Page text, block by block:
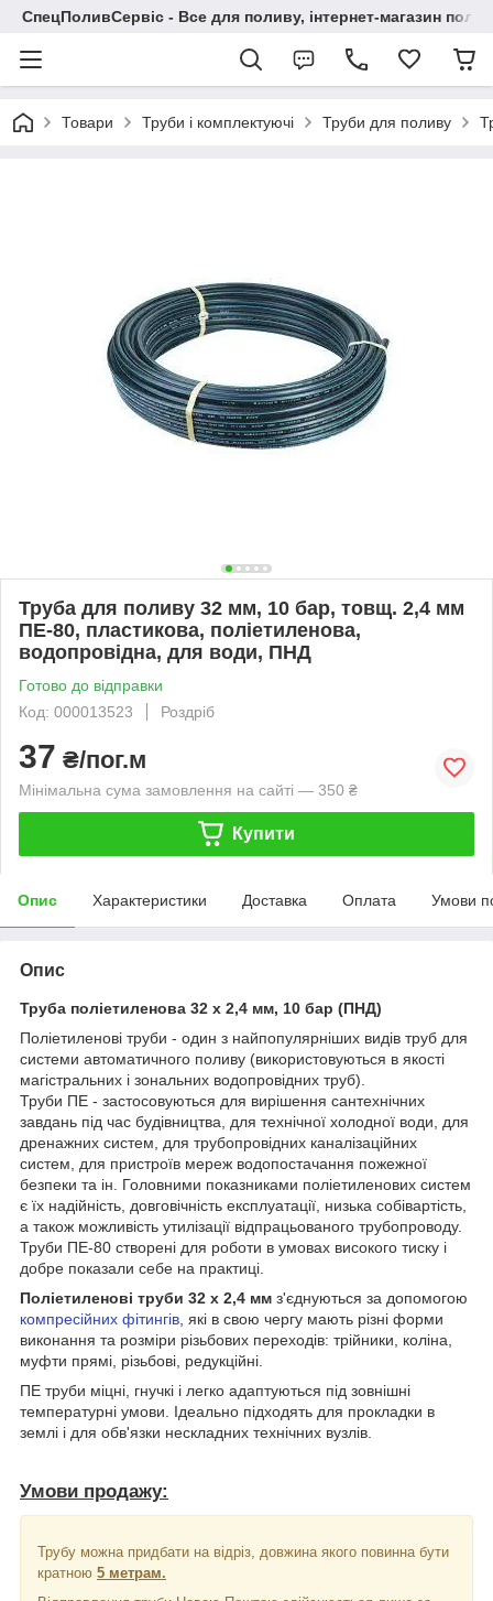
СпецПоливСервіс - Все для поливу, інтернет-магазин
Товари Труби і комплектуючі Труби для поливу
Труба для поливу 32 мм, 10 бар, товщ. 2,4 мм
ПЕ-80, пластикова, поліетиленова,
водопровідна, для води, ПНД
Готово до відправки
Код: 000013523
Роздріб
37 ₴/пог.м
Мінімальна сума замовлення на сайті — 350 ₴
Купити
Опис Характеристики Доставка Оплата Умови
Опис
Труба поліетиленова 32 х 2,4 мм, 10 бар (ПНД)
Поліетиленові труби - один з найпопулярніших видів труб для
системи автоматичного поливу (використовуються в якості
магістральних і зональних водопровідних труб).
Труби ПЕ - застосовуються для вирішення сантехнічних
завдань під час будівництва, для технічної холодної води, для
дренажних систем, для трубопровідних каналізаційних
систем, для пристроїв мереж водопостачання пожежної
безпеки та ін. Головними показниками поліетиленових систем
є їх надійність, довговічність експлуатації, низька собівартість,
а також можливість утилізації відпрацьованого трубопроводу.
Труби ПЕ-80 створені для роботи в умовах високого тиску і
добре показали себе на практиці.
Поліетиленові труби 32 х 2,4 мм з'єднуються за допомогою
компресійних фітингів , які в свою чергу мають різні форми
виконання та розміри різьбових переходів: трійники, коліна,
муфти прямі, різьбові, редукційні.
ПЕ труби міцні, гнучкі і легко адаптуються під зовнішні
температурні умови. Ідеально підходять для прокладки в
землі і для обв'язки нескладних технічних вузлів.
Умови продажу:
Трубу можна придбати на відріз, довжина якого повинна бути
кратною 5 метрам.